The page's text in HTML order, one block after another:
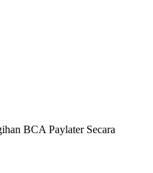
BCA Paylater Secara